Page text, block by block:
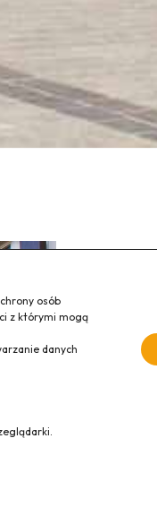
osób
z którymi mogą
danych